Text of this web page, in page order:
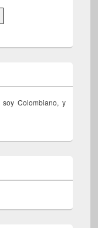
soy Colombiano, y